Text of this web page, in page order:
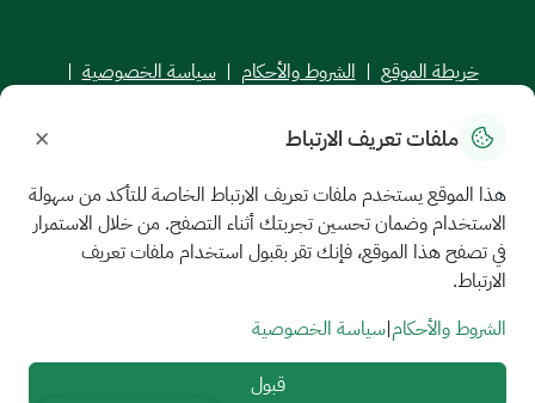
خريطة الموقع | الشروط والأحكام | سياسة الخصوصية |
جميع الحقوق محفوظة للجامعة السعودية الإلكترونية © 2026
ملفات تعريف الارتباط ×
هذا الموقع يستخدم ملفات تعريف الارتباط الخاصة للتأكد من سهولة
الاستخدام وضمان تحسين تجربتك أثناء التصفح. من خلال الاستمرار
في تصفح هذا الموقع، فإنك تقر بقبول استخدام ملفات تعريف
الارتباط.
الشروط والأحكام|سياسة الخصوصية
قبول